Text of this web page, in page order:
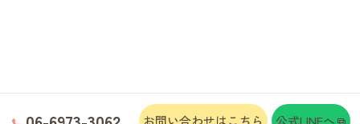
お問い合わせはこちら 公式LINEへ